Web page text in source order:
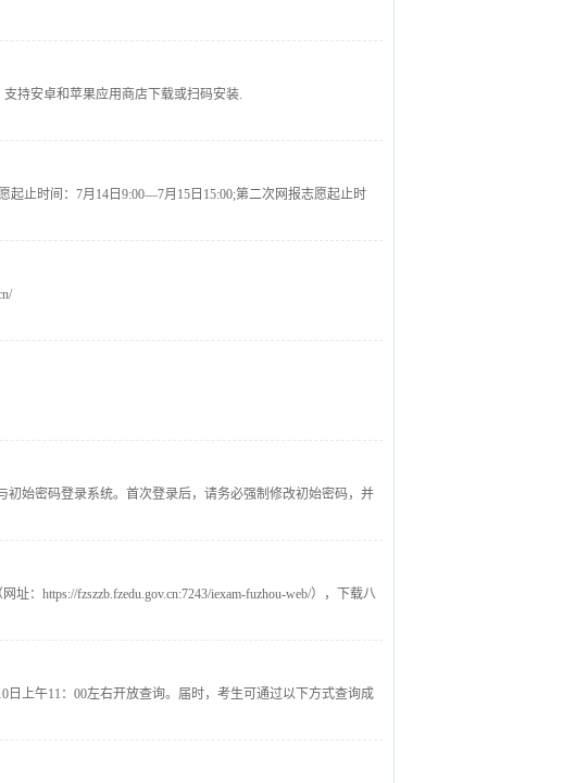
支持安卓和苹果应用商店下载或扫码安装.
起止时间：7月14日9:00—7月15日15:00;第二次网报志愿起止时
初始密码登录系统。首次登录后，请务必强制修改初始密码，并
学校管理员协助处理。操作完成后请及时点击“退出登录”，
https://fzszzb.fzedu.gov.cn:7243/iexam-fuzhou-web/），下载八
日上午11：00左右开放查询。届时，考生可通过以下方式查询成